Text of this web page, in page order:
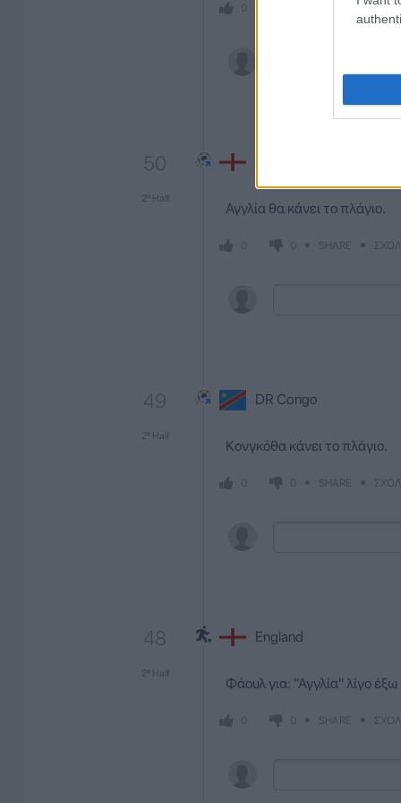
50
2º Half
Αγγλία θα κάνει το πλάγιο.
SHARE
49
2º Half
DR Congo
Κονγκόθα κάνει το πλάγιο.
SHARE
48
2º Half
England
Φάουλ για: ''Αγγλία'' λίγο
SHARE